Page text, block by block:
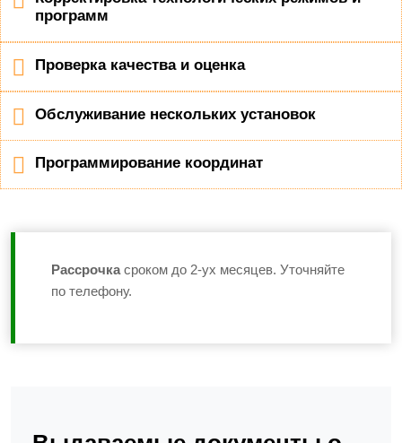
программ
Проверка качества и оценка
Обслуживание нескольких установок
Программирование координат
Рассрочка сроком до 2-ух месяцев. Уточняйте
по телефону.